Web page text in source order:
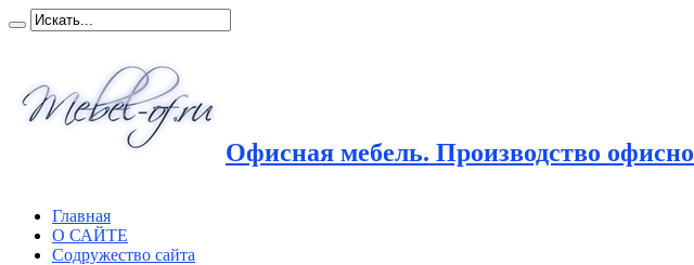
Офисная мебель. Производство
Главная
О САЙТЕ
Содружество сайта